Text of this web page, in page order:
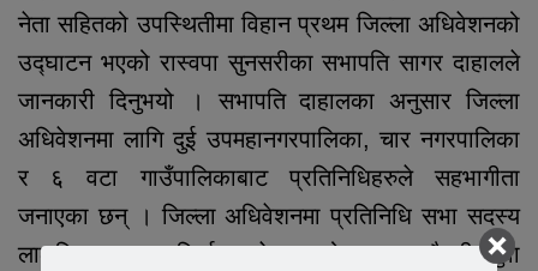
नेता सहितको उपस्थितीमा विहान प्रथम जिल्ला अधिवेशनको
उद्घाटन भएको रास्वपा सुनसरीका सभापति सागर दाहालले
जानकारी दिनुभयो । सभापति दाहालका अनुसार जिल्ला
अधिवेशनमा लागि दुई उपमहानगरपालिका, चार नगरपालिका
र ६ वटा गाउँपालिकाबाट प्रतिनिधिहरुले सहभागीता
जनाएका छन् । जिल्ला अधिवेशनमा प्रतिनिधि सभा सदस्य
लालविक्रम थापा, सिर्जना श्रेष्ठ, असोक कुमार चौधरी, युवा